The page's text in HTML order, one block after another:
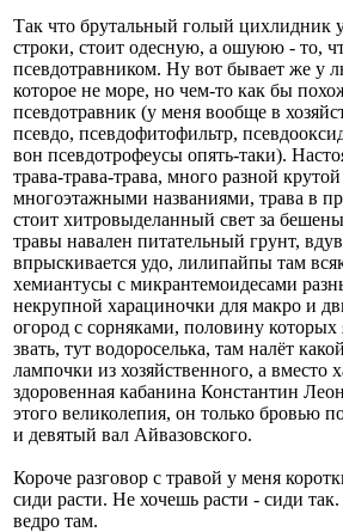
Так что брутальный голый цихлидник
строки, стоит одесную, а ошуюю - то,
псевдотравником. Ну вот бывает же у
которое не море, но чем-то как бы
псевдотравник (у меня вообще в
псевдо, псевдофитофильтр,
вон псевдотрофеусы опять-таки).
трава-трава-трава, много разной
многоэтажными названиями, трава в
стоит хитровыделанный свет за
травы навален питательный грунт,
впрыскивается удо, лилипайпы там
хемиантусы с микрантемоидесами
некрупной харациночки для макро и
огород с сорняками, половину
звать, тут водороселька, там налёт
лампочки из хозяйственного, а вместо
здоровенная кабанина Константин
этого великолепия, он только бровью
и девятый вал Айвазовского.
Короче разговор с травой у меня
сиди расти. Не хочешь расти - сиди
ведро там.